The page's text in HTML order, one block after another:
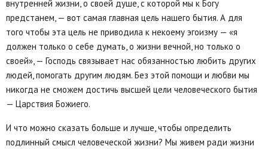
внутренней жизни, о своей душе, с которой мы к Богу
предстанем, — вот самая главная цель нашего бытия. А для
того чтобы эта цель не приводила к некоему эгоизму — «я
должен только о себе думать, о жизни вечной, но только о
своей», — Господь связывает нас обязанностью любить других
людей, помогать другим людям. Без этой помощи и любви мы
никогда не сможем достичь высшей цели человеческого бытия
— Царствия Божиего.
И что можно сказать больше и лучше, чтобы определить
подлинный смысл человеческой жизни? Мы живем ради жизни